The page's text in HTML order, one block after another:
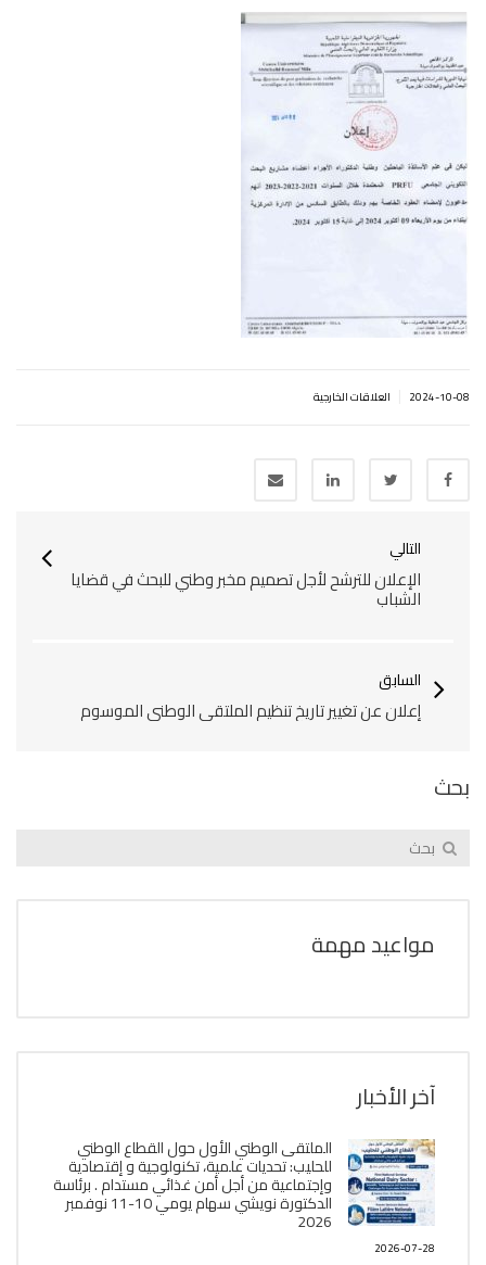
2024-10-08 العلاقات الخارجية
التالي
الإعلان للترشح لأجل تصميم مخبر وطني للبحث في قضايا
الشباب
السابق
إعلان عن تغيير تاريخ تنظيم الملتقى الوطني الموسوم
بحث
مواعيد مهمة
آخر الأخبار
الملتقى الوطني الأول حول القطاع الوطني
للحليب: تحديات علمية، تكنولوجية و إقتصادية
وإجتماعية من أجل أمن غذائي مستدام . برئاسة
الدكتورة نويشي سهام يومي 10-11 نوفمبر
2026
2026-07-28